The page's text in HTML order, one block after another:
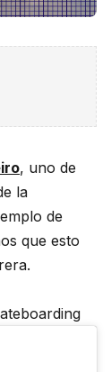
, uno de
la
de
que esto